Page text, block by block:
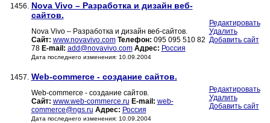
1456. Nova Vivo – Разработка и дизайн веб-
сайтов.
Nova Vivo – Разработка и дизайн веб-сайтов.
Сайт: www.novavivo.com Телефон: 095 095 510 82
78 E-mail: add@novavivo.com Адрес: Россия
Дата последнего изменения: 10.09.2004
Редактировать
Удалить
Добавить сайт
1457. Web-commerce - создание сайтов.
Web-commerce - создание сайтов.
Сайт: www.web-commerce.ru E-mail: web-
commerce@ngs.ru Адрес: Россия
Дата последнего изменения: 10.09.2004
Редактировать
Удалить
Добавить сайт